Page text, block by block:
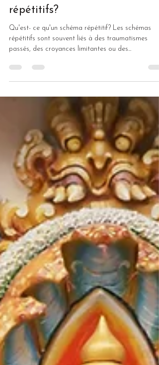
vous libérer des schémas
répétitifs?
Qu'est- ce qu'un schéma répétitif? Les schémas
passés, des croyances limitantes ou des...